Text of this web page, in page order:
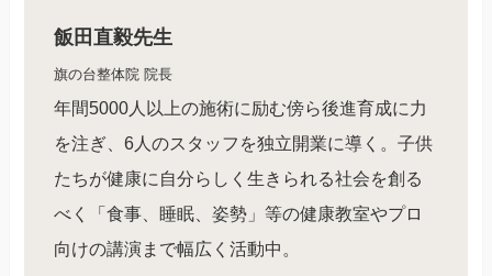
飯田直毅先生
旗の台整体院 院長
年間5000人以上の施術に励む傍ら後進育成に力
を注ぎ、6人のスタッフを独立開業に導く。子供
たちが健康に自分らしく生きられる社会を創る
べく「食事、睡眠、姿勢」等の健康教室やプロ
向けの講演まで幅広く活動中。